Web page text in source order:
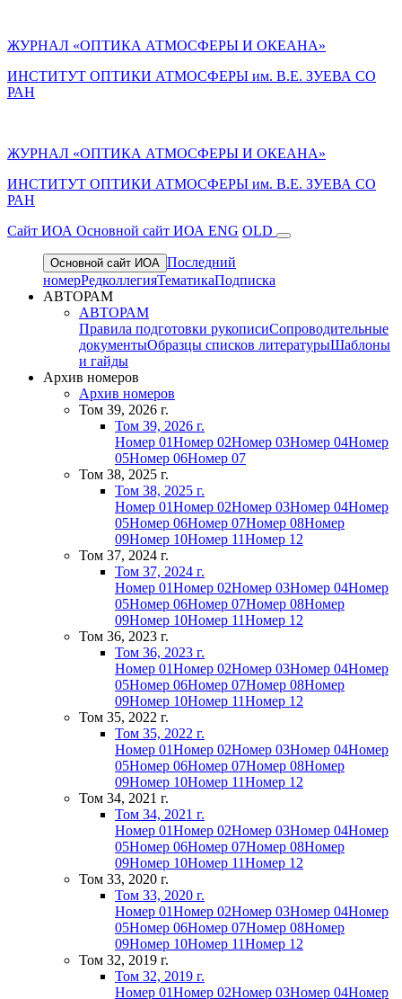
ЖУРНАЛ «ОПТИКА АТМОСФЕРЫ И ОКЕАНА»
ИНСТИТУТ ОПТИКИ АТМОСФЕРЫ им. В.Е. ЗУЕВА СО
РАН
ЖУРНАЛ «ОПТИКА АТМОСФЕРЫ И ОКЕАНА»
ИНСТИТУТ ОПТИКИ АТМОСФЕРЫ им. В.Е. ЗУЕВА СО
РАН
Cайт ИОА Основной сайт ИОА ENG OLD
Основной сайт ИОА Последний
номерРедколлегияТематикаПодписка
АВТОРАМ
АВТОРАМ
Правила подготовки рукописиСопроводительные
документыОбразцы списков литературыШаблоны
и гайды
Архив номеров
Архив номеров
Том 39, 2026 г.
Том 39, 2026 г.
Номер 01Номер 02Номер 03Номер 04Номер
05Номер 06Номер 07
Том 38, 2025 г.
Том 38, 2025 г.
Номер 01Номер 02Номер 03Номер 04Номер
05Номер 06Номер 07Номер 08Номер
09Номер 10Номер 11Номер 12
Том 37, 2024 г.
Том 37, 2024 г.
Номер 01Номер 02Номер 03Номер 04Номер
05Номер 06Номер 07Номер 08Номер
09Номер 10Номер 11Номер 12
Том 36, 2023 г.
Том 36, 2023 г.
Номер 01Номер 02Номер 03Номер 04Номер
05Номер 06Номер 07Номер 08Номер
09Номер 10Номер 11Номер 12
Том 35, 2022 г.
Том 35, 2022 г.
Номер 01Номер 02Номер 03Номер 04Номер
05Номер 06Номер 07Номер 08Номер
09Номер 10Номер 11Номер 12
Том 34, 2021 г.
Том 34, 2021 г.
Номер 01Номер 02Номер 03Номер 04Номер
05Номер 06Номер 07Номер 08Номер
09Номер 10Номер 11Номер 12
Том 33, 2020 г.
Том 33, 2020 г.
Номер 01Номер 02Номер 03Номер 04Номер
05Номер 06Номер 07Номер 08Номер
09Номер 10Номер 11Номер 12
Том 32, 2019 г.
Том 32, 2019 г.
Номер 01Номер 02Номер 03Номер 04Номер